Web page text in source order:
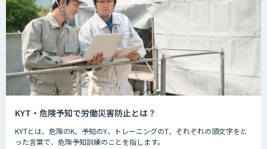
KYT・危険予知で労働災害防止とは？
KYTとは、危険のK、予知のY、トレーニングのT、それぞれの頭文字をと
った言葉で、危険予知訓練のことを指します。